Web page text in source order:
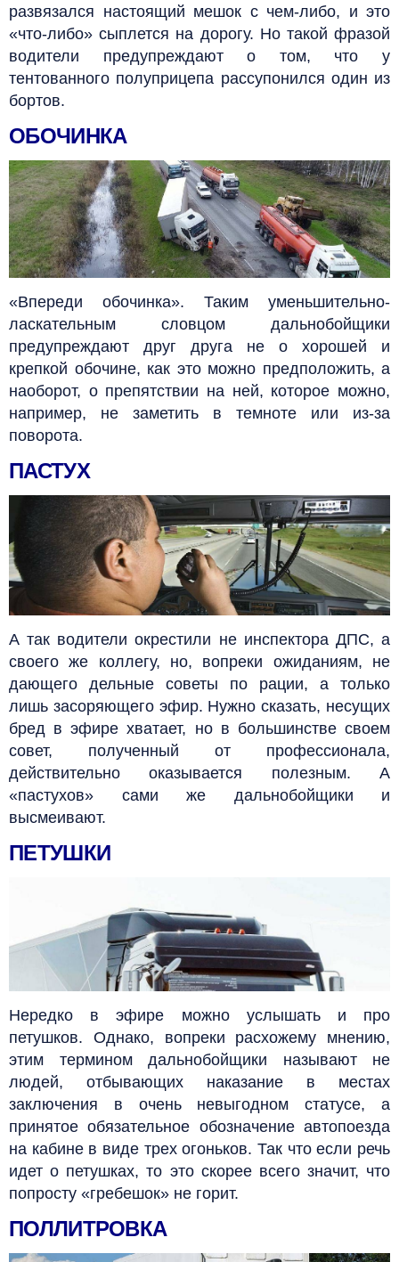
развязался настоящий мешок с чем-либо, и это
«что-либо» сыплется на дорогу. Но такой фразой
водители предупреждают о том, что у
тентованного полуприцепа рассупонился один из
бортов.
ОБОЧИНКА
«Впереди обочинка». Таким уменьшительно-
ласкательным словцом дальнобойщики
предупреждают друг друга не о хорошей и
крепкой обочине, как это можно предположить, а
наоборот, о препятствии на ней, которое можно,
например, не заметить в темноте или из-за
поворота.
ПАСТУХ
А так водители окрестили не инспектора ДПС, а
своего же коллегу, но, вопреки ожиданиям, не
дающего дельные советы по рации, а только
лишь засоряющего эфир. Нужно сказать, несущих
бред в эфире хватает, но в большинстве своем
совет, полученный от профессионала,
действительно оказывается полезным. А
«пастухов» сами же дальнобойщики и
высмеивают.
ПЕТУШКИ
Нередко в эфире можно услышать и про
петушков. Однако, вопреки расхожему мнению,
этим термином дальнобойщики называют не
людей, отбывающих наказание в местах
заключения в очень невыгодномстатусе, а
принятое обязательное обозначение автопоезда
на кабине в виде трех огоньков. Так что если речь
идет о петушках, то это скорее всего значит, что
попросту «гребешок» не горит.
ПОЛЛИТРОВКА